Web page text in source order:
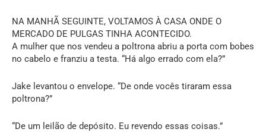
NA MANHÃ SEGUINTE, VOLTAMOS À CASA ONDE O
MERCADO DE PULGAS TINHA ACONTECIDO.
A mulher que nos vendeu a poltrona abriu a porta com bobes
no cabelo e franziu a testa. “Há algo errado com ela?”
Jake levantou o envelope. “De onde vocês tiraram essa
poltrona?”
“De um leilão de depósito. Eu revendo essas coisas.”